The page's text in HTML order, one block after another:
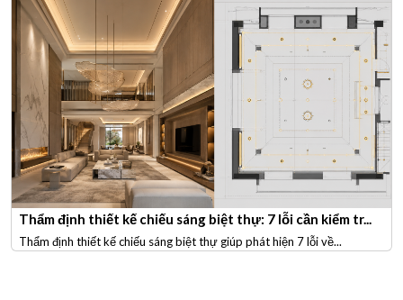
Thẩm định thiết kế chiếu sáng biệt thự: 7 lỗi cần kiểm tr...
Thẩm định thiết kế chiếu sáng biệt thự giúp phát hiện 7 lỗi về...